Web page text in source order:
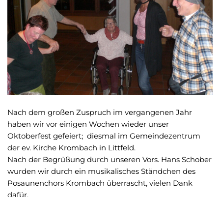
Nach dem großen Zuspruch im vergangenen Jahr
haben wir vor einigen Wochen wieder unser
Oktoberfest gefeiert; diesmal im Gemeindezentrum
der ev. Kirche Krombach in Littfeld.
Nach der Begrüßung durch unseren Vors. Hans Schober
wurden wir durch ein musikalisches Ständchen des
Posaunenchors Krombach überrascht, vielen Dank
dafür.